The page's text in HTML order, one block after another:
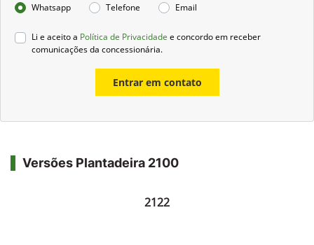
Whatsapp Telefone Email
Li e aceito a Política de Privacidade e concordo em receber
comunicações da concessionária.
Entrar em contato
Versões Plantadeira 2100
2122